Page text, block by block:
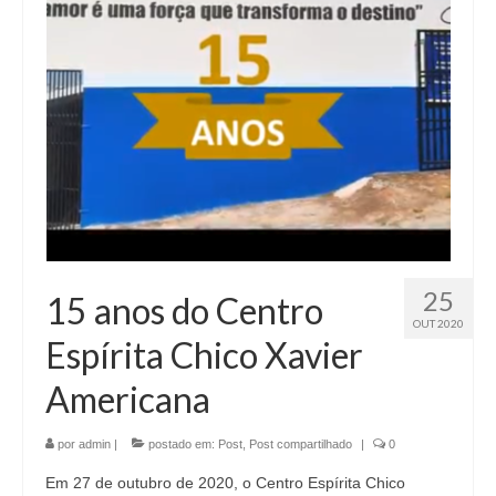
25
OUT 2020
15 anos do Centro
Espírita Chico Xavier
Americana
por admin | postado em: Post Post compartilhado | 0
Em 27 de outubro de 2020, o Centro Espírita Chico